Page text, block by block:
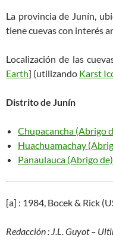
La provincia de Junín,
tiene cuevas con interés
Localización de las
Earth] (utilizando Karst
Distrito de Junín
Chupacancha (Abrigo
Huachuamachay
Panaulauca (Abrigo de)
[a] : 1984, Bocek & Rick
Redacción : J.L. Guyot –